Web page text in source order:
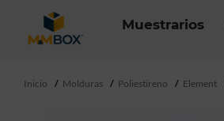
Muestrarios
Inicio Molduras Poliestireno Element